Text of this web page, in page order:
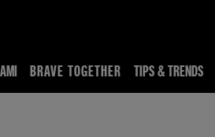
BRAVE TOGETHER TIPS & TRENDS